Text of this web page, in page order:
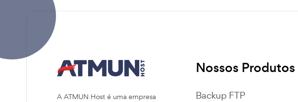
A ATMUN Host é uma empresa
Nossos Produtos
Backup FTP